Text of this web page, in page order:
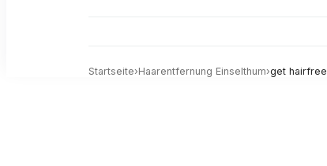
Startseite›Haarentfernung Einselthum›get hairfree